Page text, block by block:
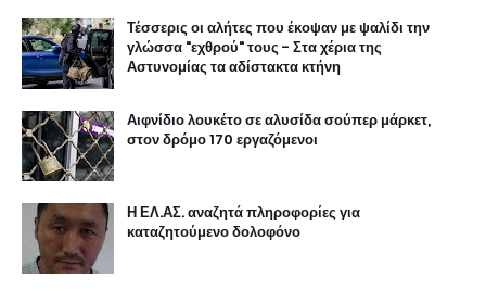
Τέσσερις οι αλήτες που έκοψαν με ψαλίδι την
γλώσσα "εχθρού" τους - Στα χέρια της
Αστυνομίας τα αδίστακτα κτήνη
Αιφνίδιο λουκέτο σε αλυσίδα σούπερ μάρκετ,
στον δρόμο 170 εργαζόμενοι
Η ΕΛ.ΑΣ. αναζητά πληροφορίες για
καταζητούμενο δολοφόνο